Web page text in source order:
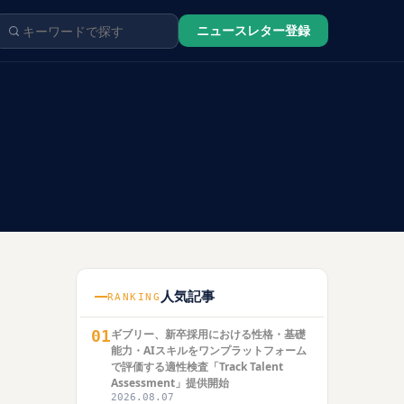
ニュースレター登録
RANKING 人気記事
01ギブリー、新卒採用における性格・基礎
能力・AIスキルをワンプラットフォーム
で評価する適性検査「Track Talent
Assessment」提供開始
2026.08.07